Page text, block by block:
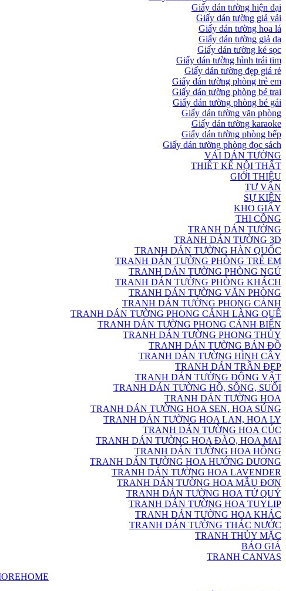
Giấy dán tường hiện đại
Giấy dán tường giả vải
Giấy dán tường hoa lá
Giấy dán tường giả da
Giấy dán tường kẻ sọc
Giấy dán tường hình trái tim
Giấy dán tường đẹp giá rẻ
Giấy dán tường phòng trẻ em
Giấy dán tường phòng bé trai
Giấy dán tường phòng bé gái
Giấy dán tường văn phòng
Giấy dán tường karaoke
Giấy dán tường phòng bếp
Giấy dán tường phòng đọc sách
VẢI DÁN TƯỜNG
THIẾT KẾ NỘI THẤT
GIỚI THIỆU
TƯ VẤN
SỰ KIỆN
KHO GIẤY
THI CÔNG
TRANH DÁN TƯỜNG
TRANH DÁN TƯỜNG 3D
TRANH DÁN TƯỜNG HÀN QUỐC
TRANH DÁN TƯỜNG PHÒNG TRẺ EM
TRANH DÁN TƯỜNG PHÒNG NGỦ
TRANH DÁN TƯỜNG PHÒNG KHÁCH
TRANH DÁN TƯỜNG VĂN PHÒNG
TRANH DÁN TƯỜNG PHONG CẢNH
TRANH DÁN TƯỜNG PHONG CẢNH LÀNG QUÊ
TRANH DÁN TƯỜNG PHONG CẢNH BIỂN
TRANH DÁN TƯỜNG PHONG THỦY
TRANH DÁN TƯỜNG BẢN ĐỒ
TRANH DÁN TƯỜNG HÌNH CÂY
TRANH DÁN TRẦN ĐẸP
TRANH DÁN TƯỜNG ĐỘNG VẬT
TRANH DÁN TƯỜNG HỒ, SÔNG, SUỐI
TRANH DÁN TƯỜNG HOA
TRANH DÁN TƯỜNG HOA SEN, HOA SÚNG
TRANH DÁN TƯỜNG HOA LAN, HOA LY
TRANH DÁN TƯỜNG HOA CÚC
TRANH DÁN TƯỜNG HOA ĐÀO, HOA MAI
TRANH DÁN TƯỜNG HOA HỒNG
TRANH DÁN TƯỜNG HOA HƯỚNG DƯƠNG
TRANH DÁN TƯỜNG HOA LAVENDER
TRANH DÁN TƯỜNG HOA MẪU ĐƠN
TRANH DÁN TƯỜNG HOA TỨ QUÝ
TRANH DÁN TƯỜNG HOA TUYLIP
TRANH DÁN TƯỜNG HOA KHÁC
TRANH DÁN TƯỜNG THÁC NƯỚC
TRANH THỦY MẶC
BÁO GIÁ
TRANH CANVAS